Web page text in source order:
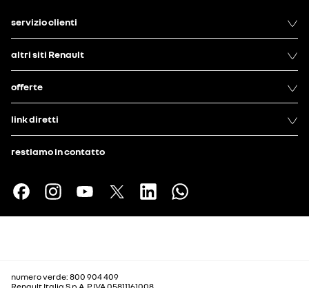
servizio clienti
altri siti Renault
offerte
link diretti
restiamo in contatto
numero verde: 800 904 409